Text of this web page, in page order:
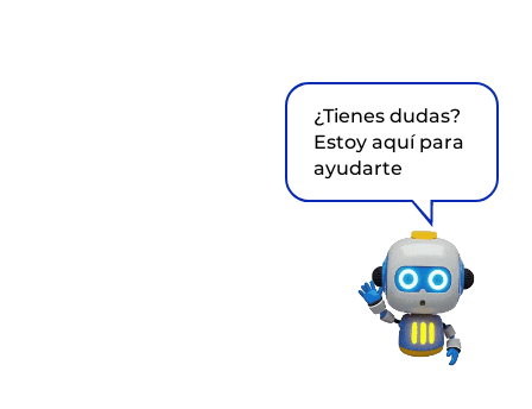
¿Tienes dudas?
Estoy aquí para
ayudarte